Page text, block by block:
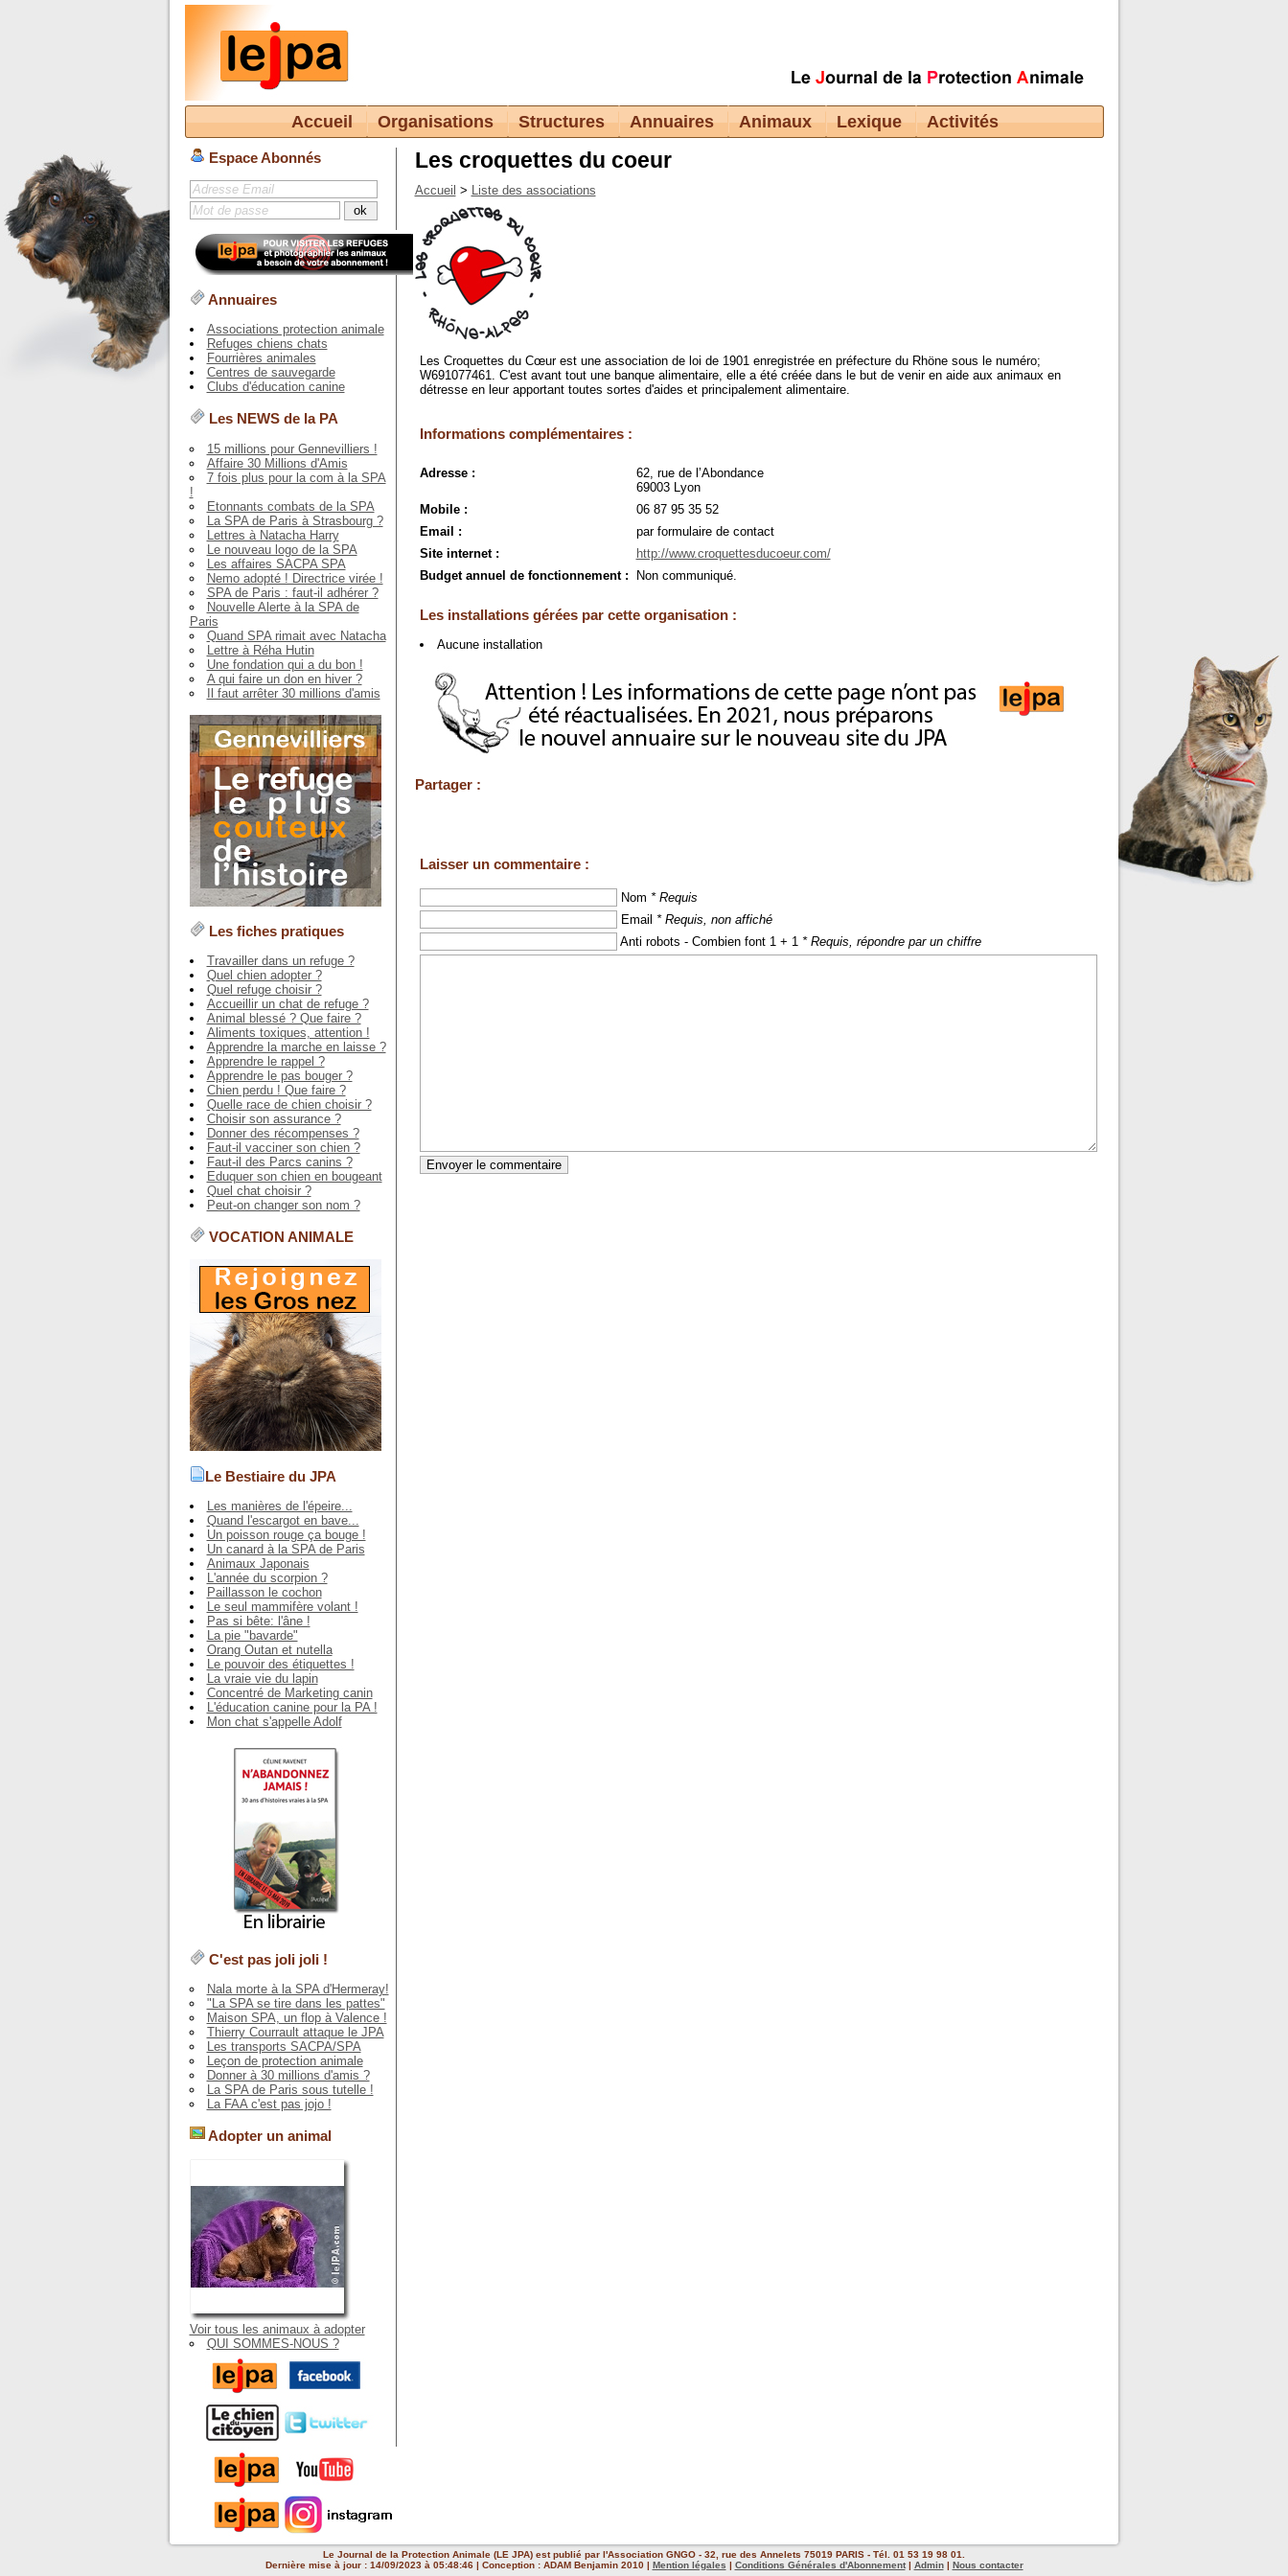
Accueil Organisations Structures Annuaires Animaux Lexique Activités
Espace Abonnés
Annuaires
Associations protection animale
Refuges chiens chats
Fourrières animales
Centres de sauvegarde
Clubs d'éducation canine
Les NEWS de la PA
15 millions pour Gennevilliers !
Affaire 30 Millions d'Amis
7 fois plus pour la com à la SPA
!
Etonnants combats de la SPA
La SPA de Paris à Strasbourg ?
Lettres à Natacha Harry
Le nouveau logo de la SPA
Les affaires SACPA SPA
Nemo adopté ! Directrice virée !
SPA de Paris : faut-il adhérer ?
Nouvelle Alerte à la SPA de
Paris
Quand SPA rimait avec Natacha
Lettre à Réha Hutin
Une fondation qui a du bon !
A qui faire un don en hiver ?
Il faut arrêter 30 millions d'amis
Les fiches pratiques
Travailler dans un refuge ?
Quel chien adopter ?
Quel refuge choisir ?
Accueillir un chat de refuge ?
Animal blessé ? Que faire ?
Aliments toxiques, attention !
Apprendre la marche en laisse ?
Apprendre le rappel ?
Apprendre le pas bouger ?
Chien perdu ! Que faire ?
Quelle race de chien choisir ?
Choisir son assurance ?
Donner des récompenses ?
Faut-il vacciner son chien ?
Faut-il des Parcs canins ?
Eduquer son chien en bougeant
Quel chat choisir ?
Peut-on changer son nom ?
VOCATION ANIMALE
Le Bestiaire du JPA
Les manières de l'épeire...
Quand l'escargot en bave...
Un poisson rouge ça bouge !
Un canard à la SPA de Paris
Animaux Japonais
L'année du scorpion ?
Paillasson le cochon
Le seul mammifère volant !
Pas si bête: l'âne !
La pie "bavarde"
Orang Outan et nutella
Le pouvoir des étiquettes !
La vraie vie du lapin
Concentré de Marketing canin
L'éducation canine pour la PA !
Mon chat s'appelle Adolf
C'est pas joli joli !
Nala morte à la SPA d'Hermeray!
"La SPA se tire dans les pattes"
Maison SPA, un flop à Valence !
Thierry Courrault attaque le JPA
Les transports SACPA/SPA
Leçon de protection animale
Donner à 30 millions d'amis ?
La SPA de Paris sous tutelle !
La FAA c'est pas jojo !
Adopter un animal
Voir tous les animaux à adopter
QUI SOMMES-NOUS ?
Les croquettes du coeur
Accueil > Liste des associations
Les Croquettes du Cœur est une association de loi de 1901 enregistrée en préfecture du Rhöne sous le numéro;
W691077461. C'est avant tout une banque alimentaire, elle a été créée dans le but de venir en aide aux animaux en
détresse en leur apportant toutes sortes d'aides et principalement alimentaire.
Informations complémentaires :
Adresse :
62, rue de l’Abondance
69003 Lyon
Mobile :
06 87 95 35 52
Email :
par formulaire de contact
Site internet :
http://www.croquettesducoeur.com/
Budget annuel de fonctionnement :
Non communiqué.
Les installations gérées par cette organisation :
Aucune installation
Partager :
Laisser un commentaire :
Nom * Requis
Email * Requis, non affiché
Anti robots - Combien font 1 + 1 * Requis, répondre par un chiffre
Le Journal de la Protection Animale (LE JPA) est publié par l'Association GNGO - 32, rue des Annelets 75019 PARIS - Tél. 01 53 19 98 01.
Dernière mise à jour : 14/09/2023 à 05:48:46 | Conception : ADAM Benjamin 2010 | Mention légales | Conditions Générales d'Abonnement| Admin| Nous contacter